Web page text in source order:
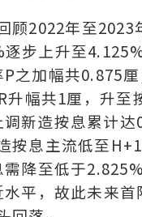
顾2022年至
步上升至
之加幅共0.875厘
幅共1厘，升至
新造按息累计达
按息主流低至
降至低于
平，故此未来